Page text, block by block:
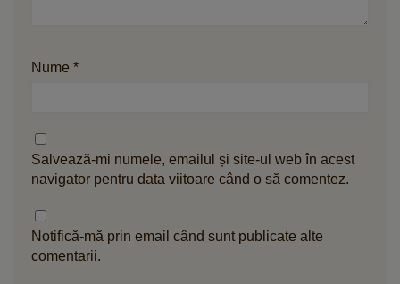
Nume *
Salvează-mi numele, emailul și site-ul web în acest
navigator pentru data viitoare când o să comentez.
Notifică-mă prin email când sunt publicate alte
comentarii.